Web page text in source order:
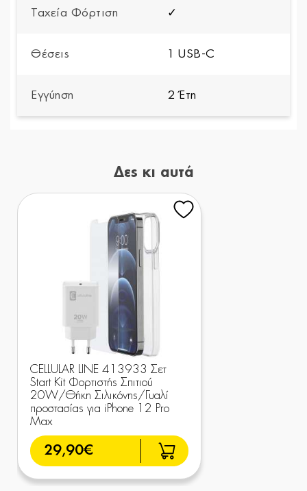
Ταχεία Φόρτιση ✓
Θέσεις 1 USB-C
Εγγύηση 2 Έτη
Δες κι αυτά
CELLULAR LINE 413933 Σετ
Start Kit Φορτιστής Σπιτιού
20W/Θήκη Σιλικόνης/Γυαλί
προστασίας για iPhone 12 Pro
Max
29,90€